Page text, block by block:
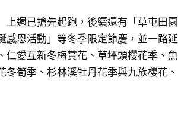
週已搶先起跑，後續還有「草屯田園
感恩活動」等冬季限定節慶，並一路延
仁愛互新冬梅賞花、草坪頭櫻花季、魚
筍季、杉林溪牡丹花季與九族櫻花、